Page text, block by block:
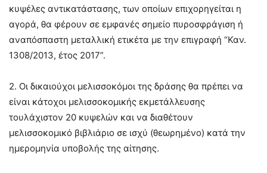
κυψέλες αντικατάστασης, των οποίων επιχορηγείται η
αγορά, θα φέρουν σε εµφανές σηµείο πυροσφράγιση ή
αναπόσπαστη µεταλλική ετικέτα µε την επιγραφή “Καν.
1308/2013, έτος 2017”.
2. Οι δικαιούχοι µελισσοκόµοι της δράσης θα πρέπει να
είναι κάτοχοι µελισσοκοµικής εκµετάλλευσης
τουλάχιστον 20 κυψελών και να διαθέτουν
µελισσοκοµικό βιβλιάριο σε ισχύ (θεωρηµένο) κατά την
ηµεροµηνία υποβολής της αίτησης.